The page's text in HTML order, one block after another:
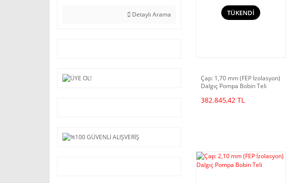
Detaylı Arama TÜKENDİ
Çap: 1,70 mm (FEP İzolasyon)
Dalgıç Pompa Bobin Teli
382.845,42 TL